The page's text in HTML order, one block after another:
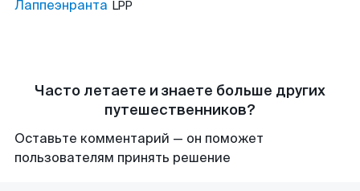
Лаппеэнранта LPP
Часто летаете и знаете больше других
путешественников?
Оставьте комментарий — он поможет
пользователям принять решение